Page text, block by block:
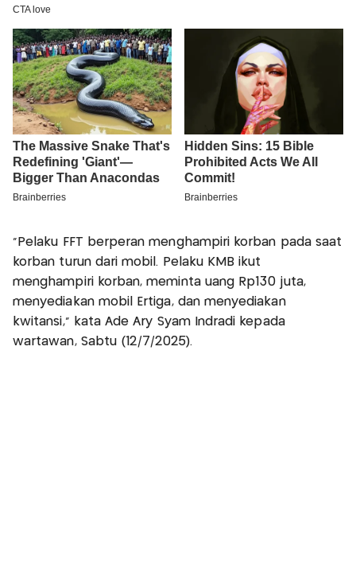
“Pelaku FFT berperan menghampiri korban pada saat
korban turun dari mobil. Pelaku KMB ikut
menghampiri korban, meminta uang Rp130 juta,
menyediakan mobil Ertiga, dan menyediakan
kwitansi,” kata Ade Ary Syam Indradi kepada
wartawan, Sabtu (12/7/2025).